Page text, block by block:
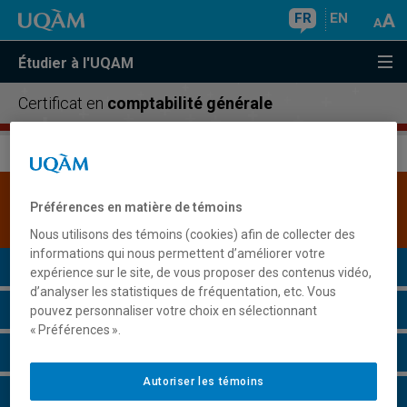
FR EN
Étudier à l'UQAM
Certificat en comptabilité générale
Une version plus récente de ce programme est
Présentation du programme
Conditions d'admission
Grille de cheminement
Préférences en matière de témoins
Nous utilisons des témoins (cookies) afin de collecter des
informations qui nous permettent d’améliorer votre
expérience sur le site, de vous proposer des contenus vidéo,
d’analyser les statistiques de fréquentation, etc. Vous
pouvez personnaliser votre choix en sélectionnant
« Préférences ».
Autoriser les témoins